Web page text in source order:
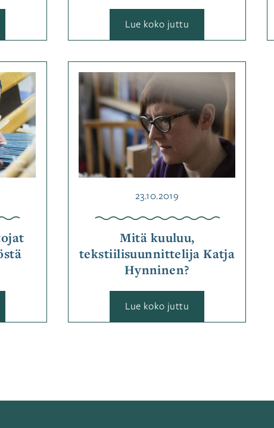
Lue koko juttu
kutojan
Mitä kuuluu,
tekstiilisuunnittelija Katja
Hynninen?
Julkaistu
23.10.2019
Lue koko juttu
kuuluu,
Kategoriassa
JututAvainsanat
kudonta